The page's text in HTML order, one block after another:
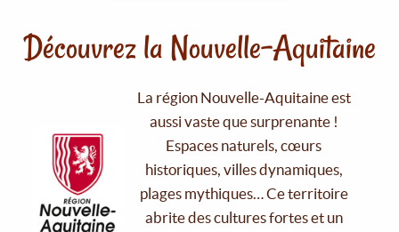
Découvrez la Nouvelle-Aquitaine
La région Nouvelle-Aquitaine est
aussi vaste que surprenante !
Espaces naturels, cœurs
historiques, villes dynamiques,
plages mythiques… Ce territoire
abrite des cultures fortes et un